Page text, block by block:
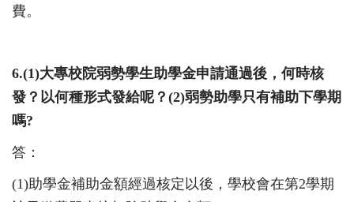
費。
6.(1)大專校院弱勢學生助學金申請通過後，何時核
發？以何種形式發給呢？ (2)弱勢助學只有補助下學期
嗎?
答：
(1)助學金補助金額經過核定以後，學校會在第2學期